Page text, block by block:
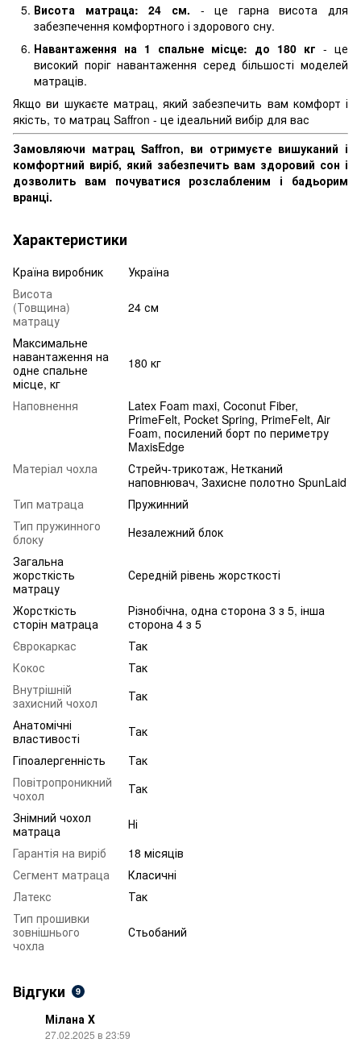
Висота матраца: 24 см. - це гарна висота для
забезпечення комфортного і здорового сну.
Навантаження на 1 спальне місце: до 180 кг - це
високий поріг навантаження серед більшості моделей
матраців.
Якщо ви шукаєте матрац, який забезпечить вам комфорт і
якість, то матрац Saffron - це ідеальний вибір для вас
Замовляючи матрац Saffron, ви отримуєте вишуканий і
комфортний виріб, який забезпечить вам здоровий сон і
дозволить вам почуватися розслабленим і бадьорим
вранці.
Характеристики
Країна виробник
Україна
Висота
(Товщина)
матрацу
24 см
Максимальне
навантаження на
одне спальне
місце, кг
180 кг
Наповнення
Latex Foam maxi, Coconut Fiber,
PrimeFelt, Pocket Spring, PrimeFelt, Air
Foam, посилений борт по периметру
MaxisEdge
Матеріал чохла
Стрейч-трикотаж, Нетканий
наповнювач, Захисне полотно SpunLaid
Тип матраца
Пружинний
Тип пружинного
блоку
Незалежний блок
Загальна
жорсткість
матрацу
Середній рівень жорсткості
Жорсткість
сторін матраца
Різнобічна, одна сторона 3 з 5, інша
сторона 4 з 5
Єврокаркас
Так
Кокос
Так
Внутрішній
захисний чохол
Так
Анатомічні
властивості
Так
Гіпоалергенність
Так
Повітропроникний
чохол
Так
Знімний чохол
матраца
Ні
Гарантія на виріб
18 місяців
Сегмент матраца
Класичні
Латекс
Так
Тип прошивки
зовнішнього
чохла
Стьобаний
Відгуки 9
Мілана Х
27.02.2025 в 23:59